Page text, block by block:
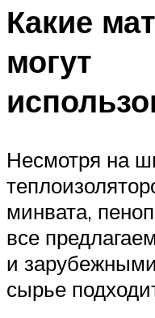
Какие
могут
Несмотря на
минвата,
все
и
сырье